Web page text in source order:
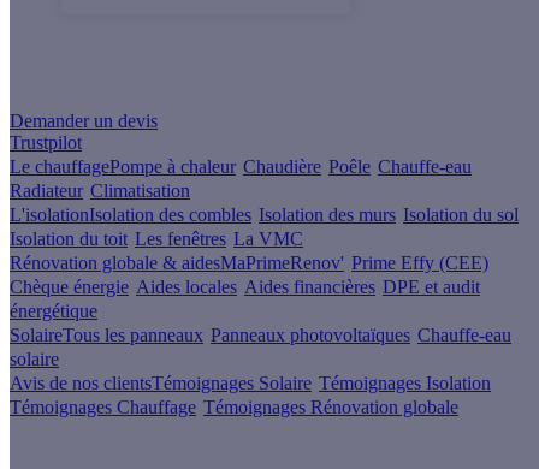
Demander un devis
Trustpilot
Le chauffagePompe à chaleur Chaudière Poêle Chauffe-eau
Radiateur Climatisation
L'isolationIsolation des combles Isolation des murs Isolation du sol
Isolation du toit Les fenêtres La VMC
Rénovation globale & aidesMaPrimeRenov' Prime Effy (CEE)
Chèque énergie Aides locales Aides financières DPE et audit
énergétique
SolaireTous les panneaux Panneaux photovoltaïques Chauffe-eau
solaire
Avis de nos clientsTémoignages Solaire Témoignages Isolation
Témoignages Chauffage Témoignages Rénovation globale